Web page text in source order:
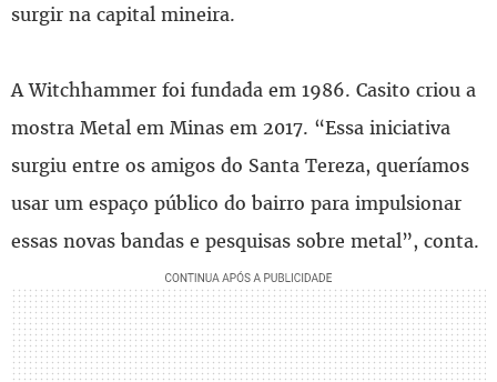
surgir na capital mineira.
A Witchhammer foi fundada em 1986. Casito criou a
mostra Metal em Minas em 2017. “Essa iniciativa
surgiu entre os amigos do Santa Tereza, queríamos
usar um espaço público do bairro para impulsionar
essas novas bandas e pesquisas sobre metal”, conta.